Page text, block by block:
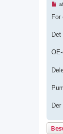
U
æ
i
l
af
For
Det